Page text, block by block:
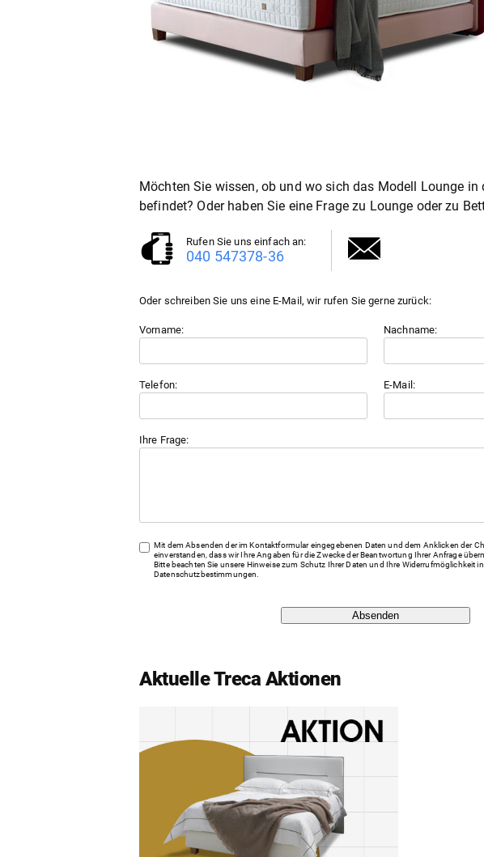
Möchten Sie wissen, ob und wo sich das Modell Lounge in
befindet? Oder haben Sie eine Frage zu Lounge oder zu
Rufen Sie uns einfach an:
040 547378-36
Oder schreiben Sie uns eine E-Mail, wir rufen Sie gerne zurück:
Vorname: Nachname:
Telefon: E-Mail:
Ihre Frage:
Mit dem Absenden der im Kontaktformular eingegebenen Daten und dem Anklicken der
einverstanden, dass wir Ihre Angaben für die Zwecke der Beantwortung Ihrer Anfrage
Bitte beachten Sie unsere Hinweise zum Schutz Ihrer Daten und Ihre Widerrufmöglichkeit
Datenschutzbestimmungen
Absenden
Aktuelle Treca Aktionen